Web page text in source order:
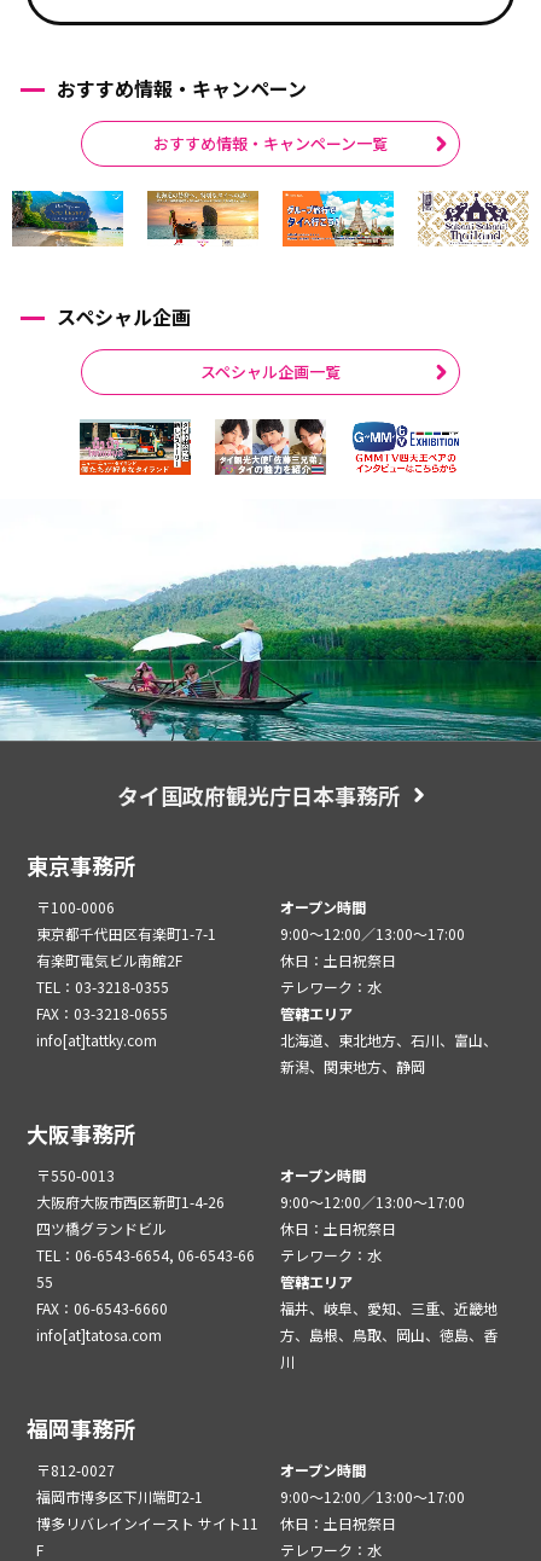
おすすめ情報・キャンペーン
おすすめ情報・キャンペーン一覧
スペシャル企画
スペシャル企画一覧
タイ国政府観光庁日本事務所
東京事務所
〒100-0006
東京都千代田区有楽町1-7-1
有楽町電気ビル南館2F
TEL：03-3218-0355
FAX：03-3218-0655
info[at]tattky.com
オープン時間
9:00～12:00／13:00～17:00
休日：土日祝祭日
テレワーク：水
管轄エリア
北海道、東北地方、石川、富山、
新潟、関東地方、静岡
大阪事務所
〒550-0013
大阪府大阪市西区新町1-4-26
四ツ橋グランドビル
TEL：06-6543-6654, 06-6543-66
55
FAX：06-6543-6660
info[at]tatosa.com
オープン時間
9:00～12:00／13:00～17:00
休日：土日祝祭日
テレワーク：水
管轄エリア
福井、岐阜、愛知、三重、近畿地
方、島根、鳥取、岡山、徳島、香
川
福岡事務所
〒812-0027
福岡市博多区下川端町2-1
博多リバレインイースト サイト11
F
オープン時間
9:00～12:00／13:00～17:00
休日：土日祝祭日
テレワーク：水